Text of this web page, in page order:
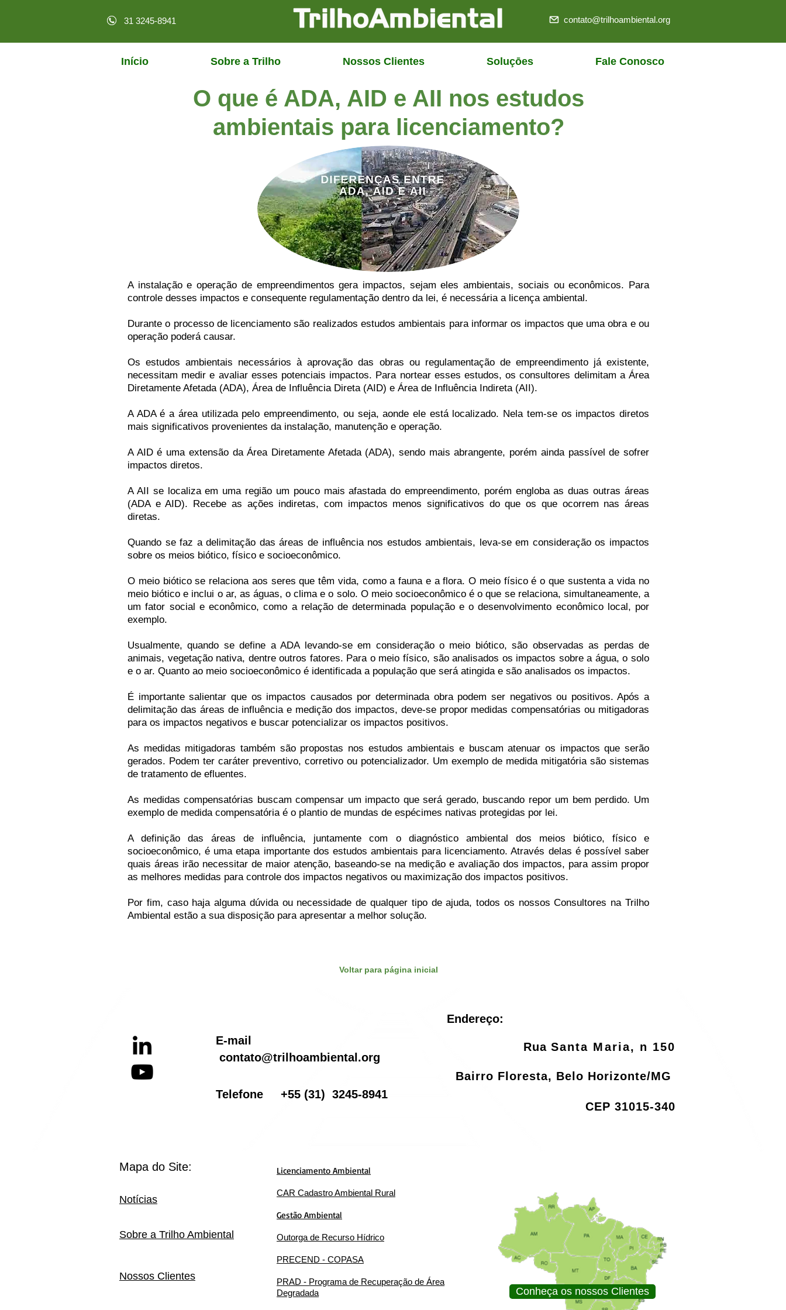
31 3245-8941 contato@trilhoambiental.org
Início Sobre a Trilho Nossos Clientes Soluçōes Fale Conosco
O que é ADA, AID e AII nos estudos
ambientais para licenciamento?
A instalação e operação de empreendimentos gera impactos, sejam eles ambientais, sociais ou econômicos. Para
controle desses impactos e consequente regulamentação dentro da lei, é necessária a licença ambiental.
Durante o processo de licenciamento são realizados estudos ambientais para informar os impactos que uma obra e ou
operação poderá causar.
Os estudos ambientais necessários à aprovação das obras ou regulamentação de empreendimento já existente,
necessitam medir e avaliar esses potenciais impactos. Para nortear esses estudos, os consultores delimitam a Área
Diretamente Afetada (ADA), Área de Influência Direta (AID) e Área de Influência Indireta (AII).
A ADA é a área utilizada pelo empreendimento, ou seja, aonde ele está localizado. Nela tem-se os impactos diretos
mais significativos provenientes da instalação, manutenção e operação.
A AID é uma extensão da Área Diretamente Afetada (ADA), sendo mais abrangente, porém ainda passível de sofrer
impactos diretos.
A AII se localiza em uma região um pouco mais afastada do empreendimento, porém engloba as duas outras áreas
(ADA e AID). Recebe as ações indiretas, com impactos menos significativos do que os que ocorrem nas áreas
diretas.
Quando se faz a delimitação das áreas de influência nos estudos ambientais, leva-se em consideração os impactos
sobre os meios biótico, físico e socioeconômico.
O meio biótico se relaciona aos seres que têm vida, como a fauna e a flora. O meio físico é o que sustenta a vida no
meio biótico e inclui o ar, as águas, o clima e o solo. O meio socioeconômico é o que se relaciona, simultaneamente, a
um fator social e econômico, como a relação de determinada população e o desenvolvimento econômico local, por
exemplo.
Usualmente, quando se define a ADA levando-se em consideração o meio biótico, são observadas as perdas de
animais, vegetação nativa, dentre outros fatores. Para o meio físico, são analisados os impactos sobre a água, o solo
e o ar. Quanto ao meio socioeconômico é identificada a população que será atingida e são analisados os impactos.
É importante salientar que os impactos causados por determinada obra podem ser negativos ou positivos. Após a
delimitação das áreas de influência e medição dos impactos, deve-se propor medidas compensatórias ou mitigadoras
para os impactos negativos e buscar potencializar os impactos positivos.
As medidas mitigadoras também são propostas nos estudos ambientais e buscam atenuar os impactos que serão
gerados. Podem ter caráter preventivo, corretivo ou potencializador. Um exemplo de medida mitigatória são sistemas
de tratamento de efluentes.
As medidas compensatórias buscam compensar um impacto que será gerado, buscando repor um bem perdido. Um
exemplo de medida compensatória é o plantio de mundas de espécimes nativas protegidas por lei.
A definição das áreas de influência, juntamente com o diagnóstico ambiental dos meios biótico, físico e
socioeconômico, é uma etapa importante dos estudos ambientais para licenciamento. Através delas é possível saber
quais áreas irão necessitar de maior atenção, baseando-se na medição e avaliação dos impactos, para assim propor
as melhores medidas para controle dos impactos negativos ou maximização dos impactos positivos.
Por fim, caso haja alguma dúvida ou necessidade de qualquer tipo de ajuda, todos os nossos Consultores na Trilho
Ambiental estão a sua disposição para apresentar a melhor solução.
Voltar para página inicial
E-mail
contato@trilhoambiental.org
Telefone +55 (31) 3245-8941
Endereço:
RuaSanta Maria, n 150
Bairro Floresta, Belo Horizonte/MG
CEP 31015-340
Sobre a Trilho Ambiental
Notícias
Nossos Clientes
Mapa do Site: Licenciamento Ambiental
CAR Cadastro Ambiental Rural
Gestão Ambiental
Outorga de Recurso Hídrico
PRECEND - COPASA
PRAD - Programa de Recuperação de Área
Degradada
Conheça os nossos Clientes